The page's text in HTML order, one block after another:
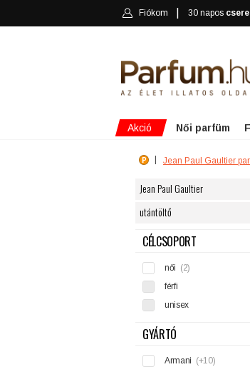
Fiókom 30 napos
Akció Női parfüm
Jean Paul Gaultier
Jean Paul Gaultier
utántöltő
SZŰRÉS
CÉLCSOPORT
női (2)
férfi
unisex
GYÁRTÓ
Armani (+10)